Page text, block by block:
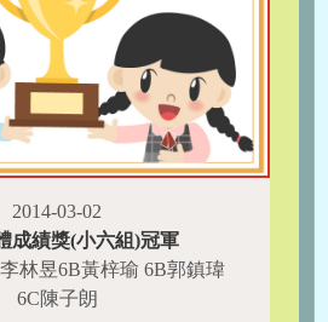
2014-03-02
成績獎(小六組)冠軍
林昱6B黃梓瑜 6B郭鎮瑋
6C陳子朗